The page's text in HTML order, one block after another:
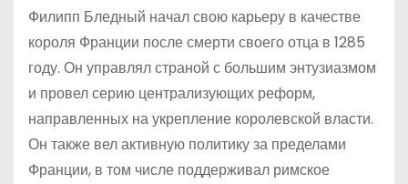
Филипп Бледный начал свою карьеру в качестве
короля Франции после смерти своего отца в 1285
году. Он управлял страной с большим энтузиазмом
и провел серию централизующих реформ,
направленных на укрепление королевской власти.
Он также вел активную политику за пределами
Франции, в том числе поддерживал римское